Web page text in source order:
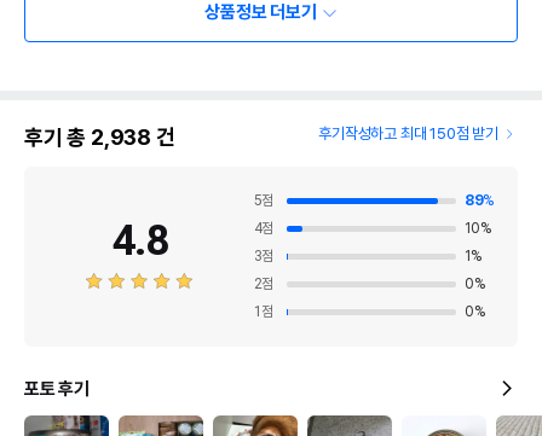
상품정보 더보기
후기 총 2,938 건 후기작성하고 최대 150점 받기
4.8
5점 89%
4점 10%
3점 1 %
2점 0%
1 점 0%
포토 후기